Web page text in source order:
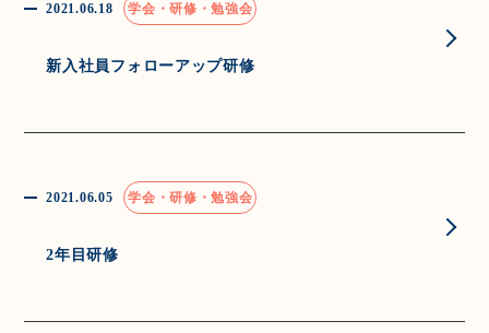
2021.06.18 学会・研修・勉強会
新入社員フォローアップ研修
2021.06.05 学会・研修・勉強会
2年目研修